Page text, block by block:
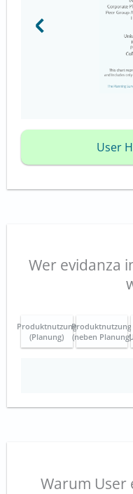
User
Wer evidanza
Produktnutzung
(Planung)
Produktnutzung
(neben Planung)
Warum User